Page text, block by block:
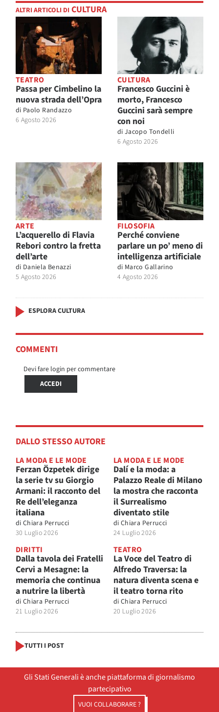
ALTRI ARTICOLI DI CULTURA
TEATRO
Passa per Cimbelino la
nuova strada dell’Opra
di Paolo Randazzo
6 Agosto 2026
CULTURA
Francesco Guccini è
morto, Francesco
Guccini sarà sempre
con noi
di Jacopo Tondelli
6 Agosto 2026
ARTE
L’acquerello di Flavia
Rebori contro la fretta
dell’arte
di Daniela Benazzi
5 Agosto 2026
FILOSOFIA
Perché conviene
parlare un po’ meno di
intelligenza artificiale
di Marco Gallarino
4 Agosto 2026
ESPLORA CULTURA
COMMENTI
Devi fare login per commentare
ACCEDI
DALLO STESSO AUTORE
LA MODA E LE MODE
Ferzan Özpetek dirige
la serie tv su Giorgio
Armani: il racconto del
Re dell’eleganza
italiana
di Chiara Perrucci
30 Luglio 2026
LA MODA E LE MODE
Dalí e la moda: a
Palazzo Reale di Milano
la mostra che racconta
il Surrealismo
diventato stile
di Chiara Perrucci
24 Luglio 2026
DIRITTI
Dalla tavola dei Fratelli
Cervi a Mesagne: la
memoria che continua
a nutrire la libertà
di Chiara Perrucci
21 Luglio 2026
TEATRO
La Voce del Teatro di
Alfredo Traversa: la
natura diventa scena e
il teatro torna rito
di Chiara Perrucci
20 Luglio 2026
TUTTI I POST
Gli Stati Generali è anche piattaforma di giornalismo
partecipativo
VUOI COLLABORARE ?